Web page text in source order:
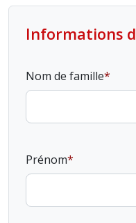
Informations
Nom de famille
Prénom